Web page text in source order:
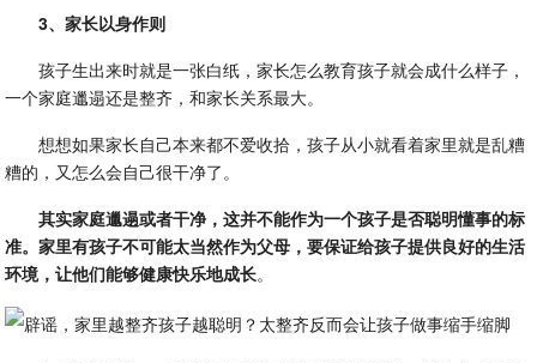
3、家长以身作则
孩子生出来时就是一张白纸，家长怎么教育孩子就会成什么样子，
一个家庭邋遢还是整齐，和家长关系最大。
想想如果家长自己本来都不爱收拾，孩子从小就看着家里就是乱糟
糟的，又怎么会自己很干净了。
其实家庭邋遢或者干净，这并不能作为一个孩子是否聪明懂事的标
准。家里有孩子不可能太当然作为父母，要保证给孩子提供良好的生活
环境，让他们能够健康快乐地成长。